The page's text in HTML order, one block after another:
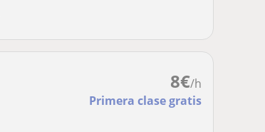
8€/h
Primera clase gratis